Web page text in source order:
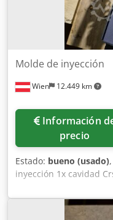
Wien 12.449 km
Molde de inyección
Información de
precio
Estado: bueno (usado)
inyección 1x cavidad